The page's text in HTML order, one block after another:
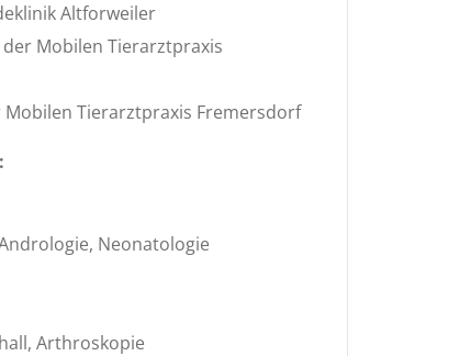
Altforweiler
Mobilen Tierarztpraxis
Mobilen Tierarztpraxis Fremersdorf
Neonatologie
Arthroskopie